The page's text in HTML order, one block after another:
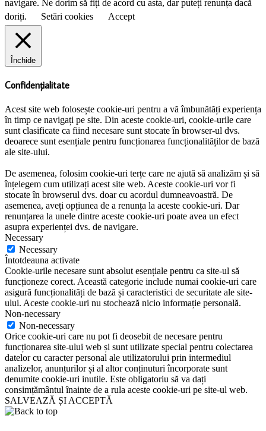
navigare. Ne dorim să fiți de acord cu asta, dar puteți renunța dacă
doriți.
Setări cookies Accept
Închide
Confidențialitate
Acest site web folosește cookie-uri pentru a vă îmbunătăți experiența
în timp ce navigați pe site. Din aceste cookie-uri, cookie-urile care
sunt clasificate ca fiind necesare sunt stocate în browser-ul dvs.
deoarece sunt esențiale pentru funcționarea funcționalităților de bază
ale site-ului.
De asemenea, folosim cookie-uri terțe care ne ajută să analizăm și să
înțelegem cum utilizați acest site web. Aceste cookie-uri vor fi
stocate în browserul dvs. doar cu acordul dumneavoastră. De
asemenea, aveți opțiunea de a renunța la aceste cookie-uri. Dar
renunțarea la unele dintre aceste cookie-uri poate avea un efect
asupra experienței dvs. de navigare.
Necessary
Necessary
Întotdeauna activate
Cookie-urile necesare sunt absolut esențiale pentru ca site-ul să
funcționeze corect. Această categorie include numai cookie-uri care
asigură funcționalități de bază și caracteristici de securitate ale site-
ului. Aceste cookie-uri nu stochează nicio informație personală.
Non-necessary
Non-necessary
Orice cookie-uri care nu pot fi deosebit de necesare pentru
funcționarea site-ului web și sunt utilizate special pentru colectarea
datelor cu caracter personal ale utilizatorului prin intermediul
analizelor, anunțurilor și al altor conținuturi încorporate sunt
denumite cookie-uri inutile. Este obligatoriu să va dați
consimțământul înainte de a rula aceste cookie-uri pe site-ul web.
SALVEAZĂ ȘI ACCEPTĂ